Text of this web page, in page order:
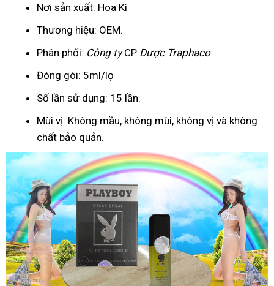
Nơi sản xuất: Hoa Kì
Thương hiệu: OEM.
Phân phối: Công tyCP Dược Traphaco
Đóng gói: 5ml/lọ
Số lần sử dụng: 15 lần.
Mùi vị: Không mầu, không mùi, không vị và không
chất bảo quản.